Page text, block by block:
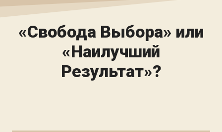
«Свобода Выбора» или
«Наилучший
Результат»?